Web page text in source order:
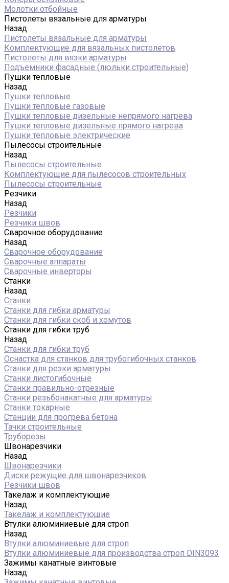
Молотки отбойные
Пистолеты вязальные для арматуры
Назад
Пистолеты вязальные для арматуры
Комплектующие для вязальных пистолетов
Пистолеты для вязки арматуры
Подъемники фасадные (люльки строительные)
Пушки тепловые
Назад
Пушки тепловые
Пушки тепловые газовые
Пушки тепловые дизельные непрямого нагрева
Пушки тепловые дизельные прямого нагрева
Пушки тепловые электрические
Пылесосы строительные
Назад
Пылесосы строительные
Комплектующие для пылесосов строительных
Пылесосы строительные
Резчики
Назад
Резчики
Резчики швов
Сварочное оборудование
Назад
Сварочное оборудование
Сварочные аппараты
Сварочные инверторы
Станки
Назад
Станки
Станки для гибки арматуры
Станки для гибки скоб и хомутов
Станки для гибки труб
Назад
Станки для гибки труб
Оснастка для станков для трубогибочных станков
Станки для резки арматуры
Станки листогибочные
Станки правильно-отрезные
Станки резьбонакатные для арматуры
Станки токарные
Станции для прогрева бетона
Тачки строительные
Труборезы
Швонарезчики
Назад
Швонарезчики
Диски режущие для швонарезчиков
Резчики швов
Такелаж и комплектующие
Назад
Такелаж и комплектующие
Втулки алюминиевые для строп
Назад
Втулки алюминиевые для строп
Втулки алюминиевые для производства строп DIN3093
Зажимы канатные винтовые
Назад